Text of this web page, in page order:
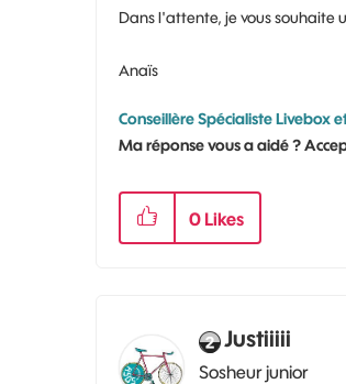
Dans l'attente, je vous souhaite
Anaïs
Conseillère Spécialiste Livebox
Ma réponse vous a aidé ?
0 Likes
Justiiiii
Sosheur junior